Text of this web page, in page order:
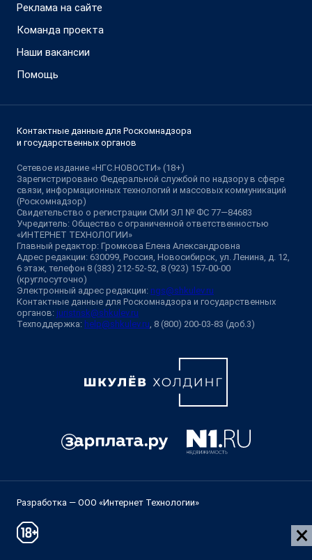
Реклама на сайте
Команда проекта
Наши вакансии
Помощь
Контактные данные для Роскомнадзора
и государственных органов
Сетевое издание «НГС.НОВОСТИ» (18+)
Зарегистрировано Федеральной службой по надзору в сфере
связи, информационных технологий и массовых коммуникаций
(Роскомнадзор)
Свидетельство о регистрации СМИ ЭЛ № ФС 77—84683
Учредитель: Общество с ограниченной ответственностью
«ИНТЕРНЕТ ТЕХНОЛОГИИ»
Главный редактор: Громкова Елена Александровна
Адрес редакции: 630099, Россия, Новосибирск, ул. Ленина, д. 12,
6 этаж, телефон 8 (383) 212-52-52, 8 (923) 157-00-00
(круглосуточно)
Электронный адрес редакции: ngs@shkulev.ru
Контактные данные для Роскомнадзора и государственных
органов: juristnsk@shkulev.ru
Техподдержка: help@shkulev.ru , 8 (800) 200-03-83 (доб.3)
Разработка — ООО «Интернет Технологии»